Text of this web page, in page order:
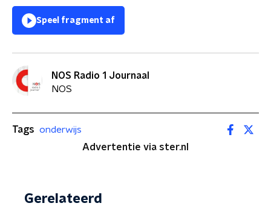
Speel fragment af
NOS Radio 1 Journaal
NOS
Tags onderwijs
Advertentie via ster.nl
Gerelateerd